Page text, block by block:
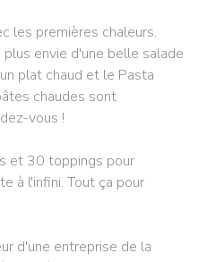
les premières chaleurs.
plus envie d'une belle salade
plat chaud et le Pasta
chaudes sont
vous !
et 30 toppings pour
à l'infini. Tout ça pour
d'une entreprise de la